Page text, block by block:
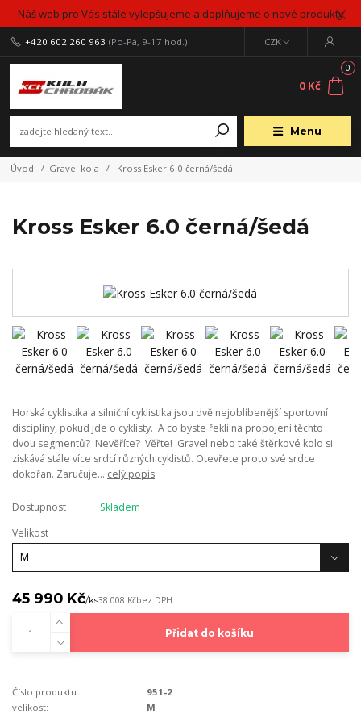
Náš web pro Vás stále vylepšujeme a doplňujeme o nové produkty
Menu
CZK
+420 602 260 963 (Po-Pá, 9-17 hod.)
0
0 Kč
Úvod Gravel kola Kross Esker 6.0 černá/šedá
Kross Esker 6.0 černá/šedá
Horská cyklistika a silniční cyklistika jsou dvě nejoblíbenější sportovní
disciplíny, pokud jde o cyklisty. A co byste řekli na propojení těchto
dvou segmentů? Nevěříte? Věřte! Gravel nebo také štěrkové kolo si
získává stále více srdcí různých cyklistů. Otevřete proto své srdce
dokořan. Zaručuje... celý popis
Dostupnost
Skladem
Velikost
45 990 Kč/ks38 008 Kčbez DPH
Přidat do košíku
Číslo produktu:
951-2
velikost:
M